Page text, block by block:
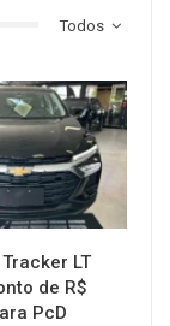
Todos
LT
de R$
PcD